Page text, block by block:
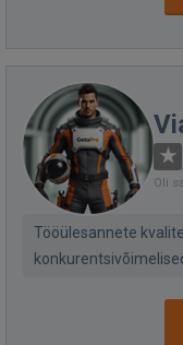
Oli
Tööülesannete